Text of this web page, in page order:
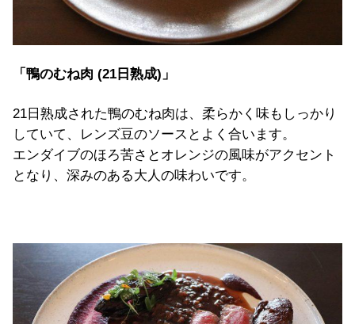
「鴨のむね肉 (21日熟成)」
21日熟成された鴨のむね肉は、柔らかく味もしっかり
していて、レンズ豆のソースとよく合います。
エンダイブのほろ苦さとオレンジの風味がアクセント
となり、深みのある大人の味わいです。